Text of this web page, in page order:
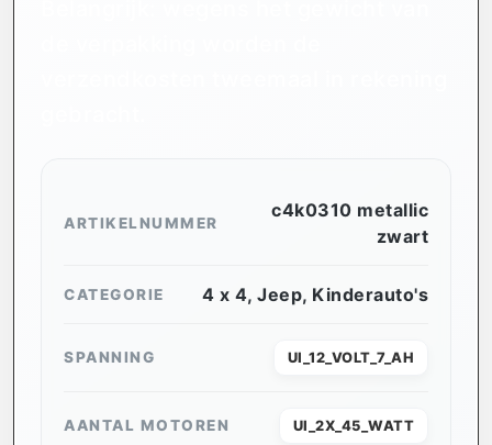
ARTIKELNUMMER
c4k0310 metallic
zwart
CATEGORIE 4 x 4, Jeep, Kinderauto's
SPANNING UI_12_VOLT_7_AH
AANTAL MOTOREN UI_2X_45_WATT